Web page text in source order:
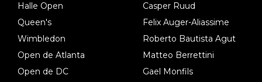
Halle Open
Queen's
Wimbledon
Open de Atlanta
Open de DC
Casper Ruud
Felix Auger-Aliassime
Roberto Bautista Agut
Matteo Berrettini
Gael Monfils